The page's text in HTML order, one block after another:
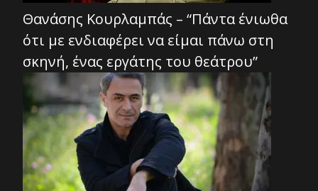
Θανάσης Κουρλαμπάς – “Πάντα ένιωθα
ότι με ενδιαφέρει να είμαι πάνω στη
σκηνή, ένας εργάτης του θεάτρου”